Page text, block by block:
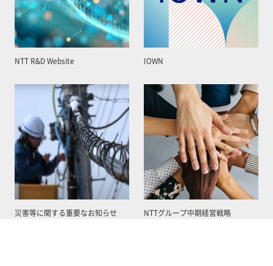
NTT R&D Website IOWN
災害等に関する重要なお知らせ NTTグループ中期経営戦略